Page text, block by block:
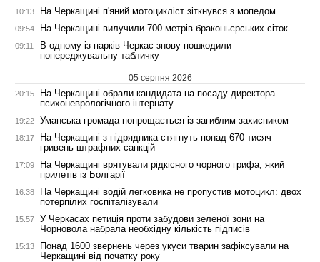
10:13 На Черкащині п'яний мотоцикліст зіткнувся з мопедом
09:54 На Черкащині вилучили 700 метрів браконьєрських сіток
09:11
В одному із парків Черкас знову пошкодили
попереджувальну табличку
05 серпня 2026
20:15
На Черкащині обрали кандидата на посаду директора
психоневрологічного інтернату
19:22 Уманська громада попрощається із загиблим захисником
18:17
На Черкащині з підрядника стягнуть понад 670 тисяч
гривень штрафних санкцій
17:09
На Черкащині врятували рідкісного чорного грифа, який
прилетів із Болгарії
16:38
На Черкащині водій легковика не пропустив мотоцикл: двох
потерпілих госпіталізували
15:57
У Черкасах петиція проти забудови зеленої зони на
Чорновола набрала необхідну кількість підписів
15:13
Понад 1600 звернень через укуси тварин зафіксували на
Черкащині від початку року